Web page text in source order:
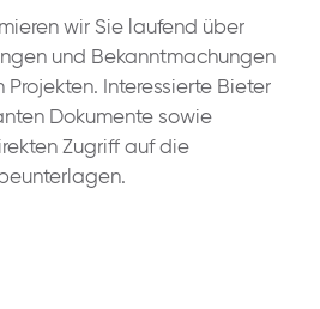
wir Sie laufend über
und Bekanntmachungen
Projekten. Interessierte Bieter
Dokumente sowie
Zugriff auf die